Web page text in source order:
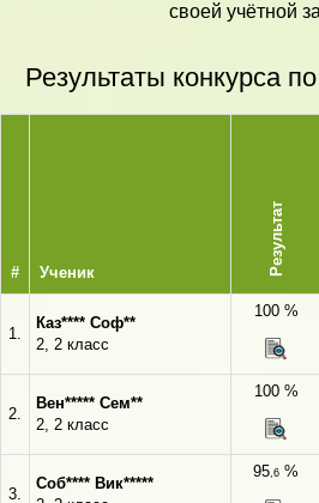
своей учётной
Результаты конкурса
# Ученик Результат
1.
Каз**** Соф**
2, 2 класс
100 %
2.
Вен***** Сем**
2, 2 класс
100 %
3.
Соб**** Вик*****
95,6 %